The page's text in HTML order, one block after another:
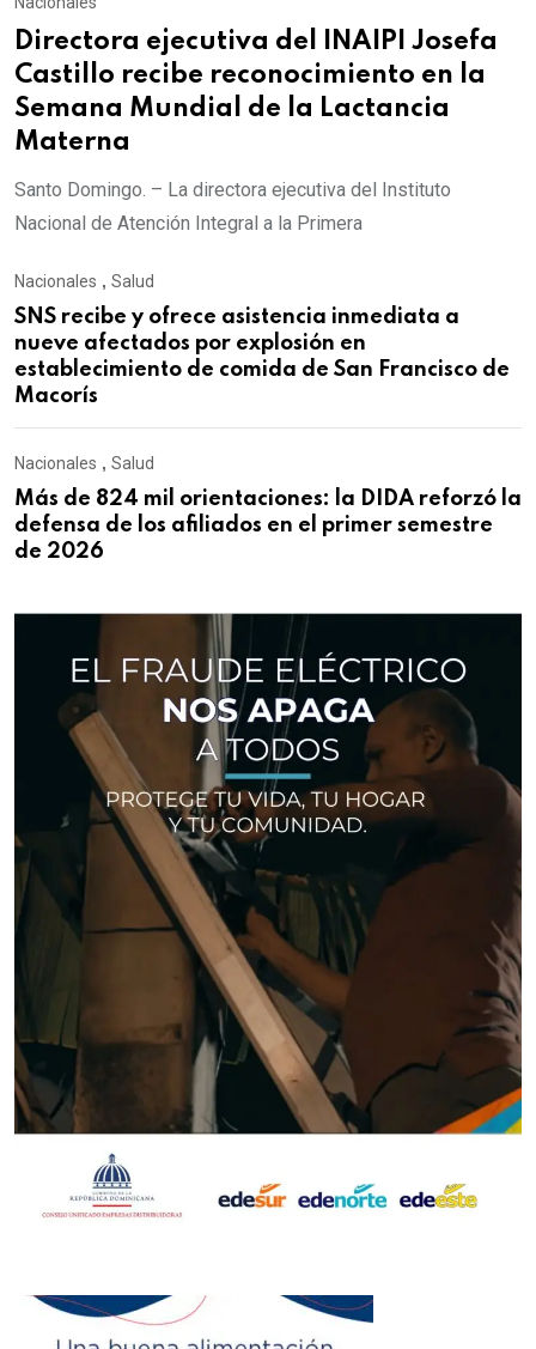
Directora ejecutiva del INAIPI Josefa
Castillo recibe reconocimiento en la
Semana Mundial de la Lactancia
Materna
Santo Domingo. – La directora ejecutiva del Instituto
Nacional de Atención Integral a la Primera
Nacionales , Salud
SNS recibe y ofrece asistencia inmediata a
nueve afectados por explosión en
establecimiento de comida de San Francisco de
Macorís
Nacionales , Salud
Más de 824 mil orientaciones: la DIDA reforzó la
defensa de los afiliados en el primer semestre
de 2026